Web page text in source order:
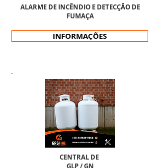
ALARME DE INCÊNDIO E DETECÇÃO DE
FUMAÇA
INFORMAÇÕES
CENTRAL DE
GLP / GN